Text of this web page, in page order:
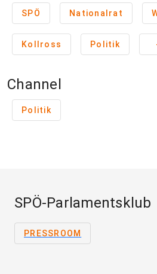
SPÖ Nationalrat
Kollross Politik
Channel
Politik
SPÖ-Parlamentsklub
PRESSROOM